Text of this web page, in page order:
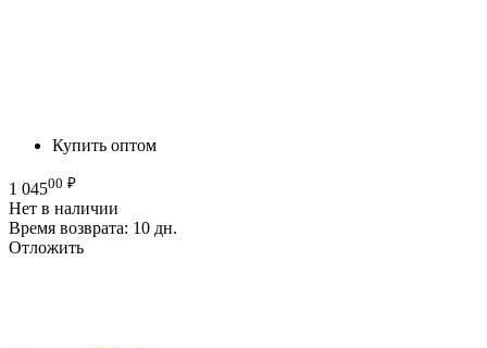
Купить оптом
1 04500 ₽
Нет в наличии
Время возврата: 10 дн.
Отложить